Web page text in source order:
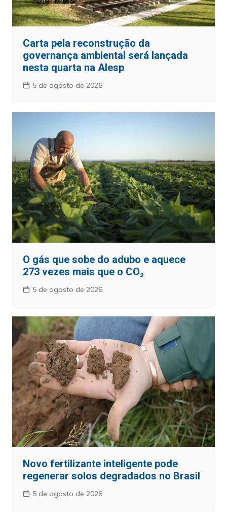
Carta pela reconstrução da
governança ambiental será lançada
nesta quarta na Alesp
5 de agosto de 2026
O gás que sobe do adubo e aquece
273 vezes mais que o CO₂
5 de agosto de 2026
Novo fertilizante inteligente pode
regenerar solos degradados no Brasil
5 de agosto de 2026